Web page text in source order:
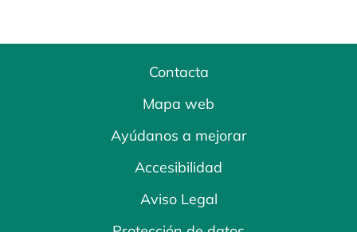
Contacta
Mapa web
Ayúdanos a mejorar
Accesibilidad
Aviso Legal